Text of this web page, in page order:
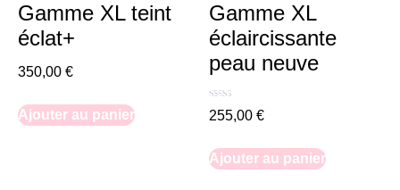
Gamme XL teint
éclat+
350,00 €
Ajouter au panier
Gamme XL
éclaircissante
peau neuve
Note
5.00
255,00 €
Ajouter au panier